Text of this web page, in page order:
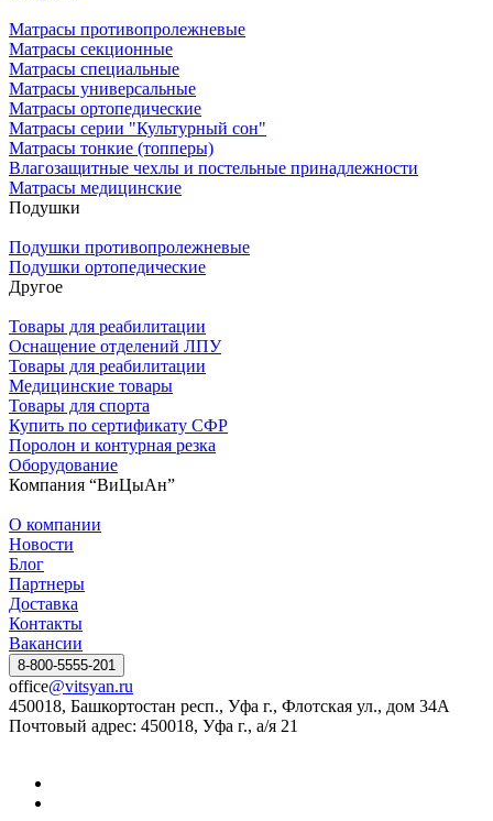
Матрасы противопролежневые
Матрасы секционные
Матрасы специальные
Матрасы универсальные
Матрасы ортопедические
Матрасы серии "Культурный сон"
Матрасы тонкие (топперы)
Влагозащитные чехлы и постельные принадлежности
Матрасы медицинские
Подушки
Подушки противопролежневые
Подушки ортопедические
Другое
Товары для реабилитации
Оснащение отделений ЛПУ
Товары для реабилитации
Медицинские товары
Товары для спорта
Купить по сертификату СФР
Поролон и контурная резка
Оборудование
Компания “ВиЦыАн”
О компании
Новости
Блог
Партнеры
Доставка
Контакты
Вакансии
8-800-5555-201
office@vitsyan.ru
450018, Башкортостан респ., Уфа г., Флотская ул., дом 34А
Почтовый адрес: 450018, Уфа г., а/я 21